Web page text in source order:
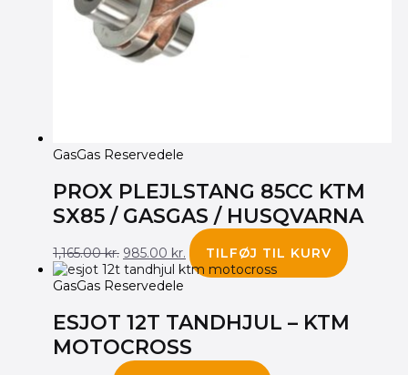
GasGas Reservedele
PROX PLEJLSTANG 85CC KTM
SX85 / GASGAS / HUSQVARNA
1,165.00kr. 985.00 kr.
TILFØJ TIL KURV
GasGas Reservedele
ESJOT 12T TANDHJUL – KTM
MOTOCROSS